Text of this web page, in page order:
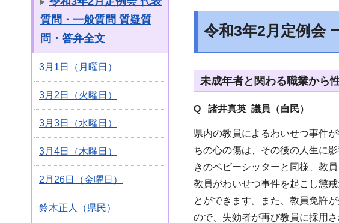
質問・一般質問 質疑質
問・答弁全文
3月1日（月曜日）
3月2日（火曜日）
3月3日（水曜日）
3月4日（木曜日）
2月26日（金曜日）
鈴木正人（県民）
令和3年2月定例会
未成年者と関わる職業から
Q 諸井真英 議員（自民）
県内の教員によるわいせつ事件
ちの心の傷は、その後の人生に
きのベビーシッターと同様、教
教員がわいせつ事件を起こし懲
とができます。また、教員免許
ので、失効者が再び教員に採用